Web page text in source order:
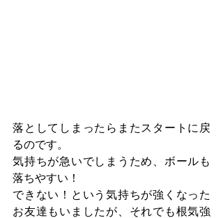
落としてしまったらまたスタートに戻
るのです。
気持ちが急いでしまうため、ボールも
落ちやすい！
できない！という気持ちが強くなった
お友達もいましたが、それでも根気強